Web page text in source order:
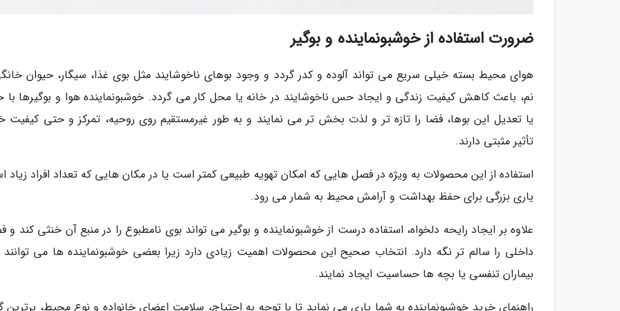
ضرورت استفاده از خوشبونماینده و بوگیر
هوای محیط بسته خیلی سریع می تواند آلوده و کدر گردد و وجود بوهای ناخوشایند مثل بوی غذا، سیگار، حیوان
نم، باعث کاهش کیفیت زندگی و ایجاد حس ناخوشایند در خانه یا محل کار می گردد. خوشبونماینده هوا و بوگیرها
یا تعدیل این بوها، فضا را تازه تر و لذت بخش تر می نمایند و به طور غیرمستقیم روی روحیه، تمرکز و حتی کیفیت
تأثیر مثبتی دارند.
استفاده از این محصولات به ویژه در فصل هایی که امکان تهویه طبیعی کمتر است یا در مکان هایی که تعداد افراد زیاد
یاری بزرگی برای حفظ بهداشت و آرامش محیط به شمار می رود.
علاوه بر ایجاد رایحه دلخواه، استفاده درست از خوشبونماینده و بوگیر می تواند بوی نامطبوع را در منبع آن خنثی کند و
داخلی را سالم تر نگه دارد. انتخاب صحیح این محصولات اهمیت زیادی دارد زیرا بعضی خوشبونماینده ها می توانند
بیماران تنفسی یا بچه ها حساسیت ایجاد نمایند.
راهنمای خرید خوشبونماینده به شما یاری می نماید تا با توجه به احتیاج، سلامت اعضای خانواده و نوع محیط، برترین